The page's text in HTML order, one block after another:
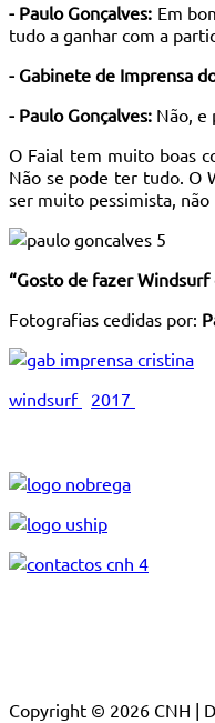
- Paulo Gonçalves: Em
tudo a ganhar com a
- Gabinete de Imprensa
- Paulo Gonçalves: Não, e
O Faial tem muito boas
Não se pode ter tudo. O
ser muito pessimista,
“Gosto de fazer
Fotografias cedidas por:
windsurf 2017
Copyright © 2026 CNH |